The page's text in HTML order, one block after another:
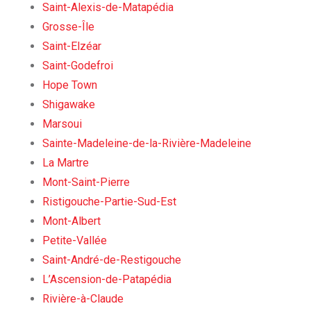
Saint-Alexis-de-Matapédia
Grosse-Île
Saint-Elzéar
Saint-Godefroi
Hope Town
Shigawake
Marsoui
Sainte-Madeleine-de-la-Rivière-Madeleine
La Martre
Mont-Saint-Pierre
Ristigouche-Partie-Sud-Est
Mont-Albert
Petite-Vallée
Saint-André-de-Restigouche
L’Ascension-de-Patapédia
Rivière-à-Claude